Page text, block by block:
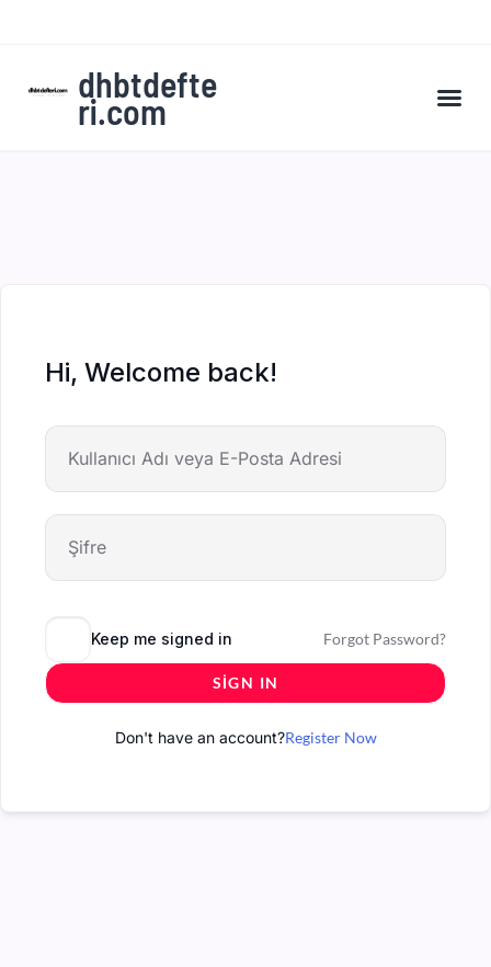
dhbtdefte
ri.com
Hi, Welcome back!
Keep me signed in Forgot Password?
SIGN IN
Don't have an account?Register Now